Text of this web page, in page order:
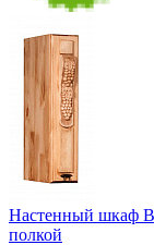
Настенный шкаф
полкой